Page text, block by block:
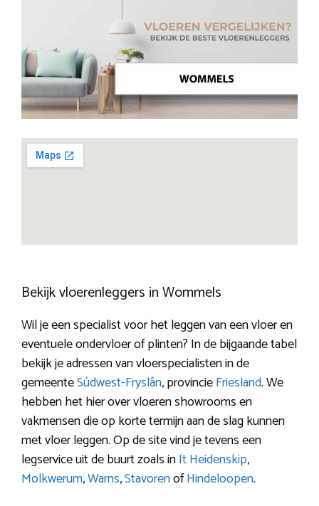
Bekijk vloerenleggers in Wommels
Wil je een specialist voor het leggen van een vloer en
eventuele ondervloer of plinten? In de bijgaande tabel
bekijk je adressen van vloerspecialisten in de
gemeenteSúdwest-Fryslân, provincieFriesland. We
hebben het hier over vloeren showrooms en
vakmensen die op korte termijn aan de slag kunnen
met vloer leggen. Op de site vind je tevens een
legservice uit de buurt zoals inIt Heidenskip,
Molkwerum,Warns,StavorenofHindeloopen.